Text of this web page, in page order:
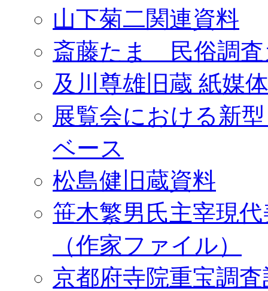
山下菊二関連資料
斎藤たま 民俗調査
及川尊雄旧蔵 紙媒
展覧会における新
ベース
松島健旧蔵資料
笹木繁男氏主宰現
（作家ファイル）
京都府寺院重宝調